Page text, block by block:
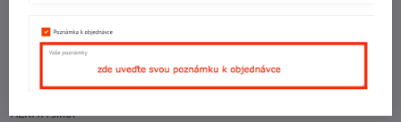
Ing. Vojtěch Lečbych - IVL
DIČ: CZ5602130809
ALRIVA s.r.o.